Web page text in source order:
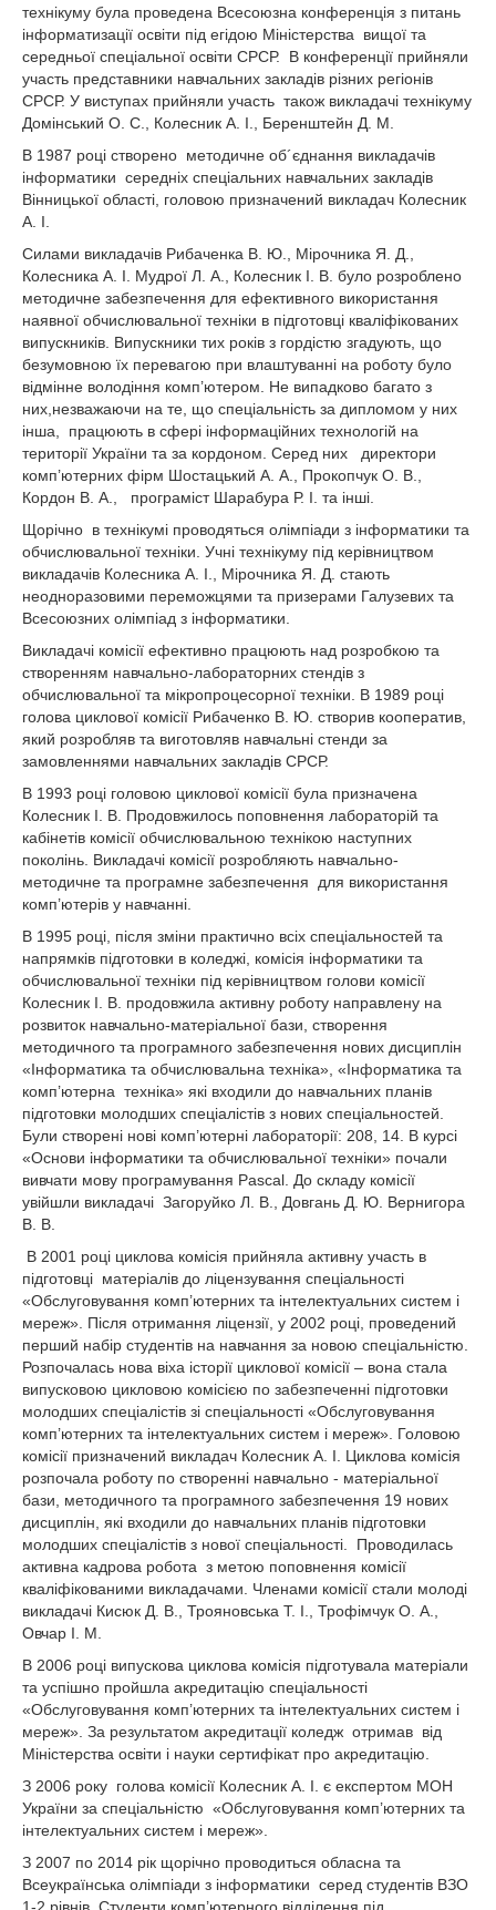
технікуму була проведена Всесоюзна конференція з питань
інформатизації освіти під егідою Міністерства вищої та
середньої спеціальної освіти СРСР. В конференції прийняли
участь представники навчальних закладів різних регіонів
СРСР. У виступах прийняли участь також викладачі технікуму
Домінський О. С., Колесник А. І., Беренштейн Д. М.
В 1987 році створено методичне об´єднання викладачів
інформатики середніх спеціальних навчальних закладів
Вінницької області, головою призначений викладач Колесник
А. І.
Силами викладачів Рибаченка В. Ю., Мірочника Я. Д.,
Колесника А. І. Мудрої Л. А., Колесник І. В. було розроблено
методичне забезпечення для ефективного використання
наявної обчислювальної техніки в підготовці кваліфікованих
випускників. Випускники тих років з гордістю згадують, що
безумовною їх перевагою при влаштуванні на роботу було
відмінне володіння комп’ютером. Не випадково багато з
них,незважаючи на те, що спеціальність за дипломом у них
інша, працюють в сфері інформаційних технологій на
території України та за кордоном. Серед них директори
комп’ютерних фірм Шостацький А. А., Прокопчук О. В.,
Кордон В. А., програміст Шарабура Р. І. та інші.
Щорічно в технікумі проводяться олімпіади з інформатики та
обчислювальної техніки. Учні технікуму під керівництвом
викладачів Колесника А. І., Мірочника Я. Д. стають
неодноразовими переможцями та призерами Галузевих та
Всесоюзних олімпіад з інформатики.
Викладачі комісії ефективно працюють над розробкою та
створенням навчально-лабораторних стендів з
обчислювальної та мікропроцесорної техніки. В 1989 році
голова циклової комісії Рибаченко В. Ю. створив кооператив,
який розробляв та виготовляв навчальні стенди за
замовленнями навчальних закладів СРСР.
В 1993 році головою циклової комісії була призначена
Колесник І. В. Продовжилось поповнення лабораторій та
кабінетів комісії обчислювальною технікою наступних
поколінь. Викладачі комісії розробляють навчально-
методичне та програмне забезпечення для використання
комп’ютерів у навчанні.
В 1995 році, після зміни практично всіх спеціальностей та
напрямків підготовки в коледжі, комісія інформатики та
обчислювальної техніки під керівництвом голови комісії
Колесник І. В. продовжила активну роботу направлену на
розвиток навчально-матеріальної бази, створення
методичного та програмного забезпечення нових дисциплін
«Інформатика та обчислювальна техніка», «Інформатика та
комп’ютерна техніка» які входили до навчальних планів
підготовки молодших спеціалістів з нових спеціальностей.
Були створені нові комп’ютерні лабораторії: 208, 14. В курсі
«Основи інформатики та обчислювальної техніки» почали
вивчати мову програмування Pascal. До складу комісії
увійшли викладачі Загоруйко Л. В., Довгань Д. Ю. Вернигора
В. В.
В 2001 році циклова комісія прийняла активну участь в
підготовці матеріалів до ліцензування спеціальності
«Обслуговування комп’ютерних та інтелектуальних систем і
мереж». Після отримання ліцензії, у 2002 році, проведений
перший набір студентів на навчання за новою спеціальністю.
Розпочалась нова віха історії циклової комісії – вона стала
випусковою цикловою комісією по забезпеченні підготовки
молодших спеціалістів зі спеціальності «Обслуговування
комп’ютерних та інтелектуальних систем і мереж». Головою
комісії призначений викладач Колесник А. І. Циклова комісія
розпочала роботу по створенні навчально - матеріальної
бази, методичного та програмного забезпечення 19 нових
дисциплін, які входили до навчальних планів підготовки
молодших спеціалістів з нової спеціальності. Проводилась
активна кадрова робота з метою поповнення комісії
кваліфікованими викладачами. Членами комісії стали молоді
викладачі Кисюк Д. В., Трояновська Т. І., Трофімчук О. А.,
Овчар І. М.
В 2006 році випускова циклова комісія підготувала матеріали
та успішно пройшла акредитацію спеціальності
«Обслуговування комп’ютерних та інтелектуальних систем і
мереж». За результатом акредитації коледж отримав від
Міністерства освіти і науки сертифікат про акредитацію.
З 2006 року голова комісії Колесник А. І. є експертом МОН
України за спеціальністю «Обслуговування комп’ютерних та
інтелектуальних систем і мереж».
З 2007 по 2014 рік щорічно проводиться обласна та
Всеукраїнська олімпіади з інформатики серед студентів ВЗО